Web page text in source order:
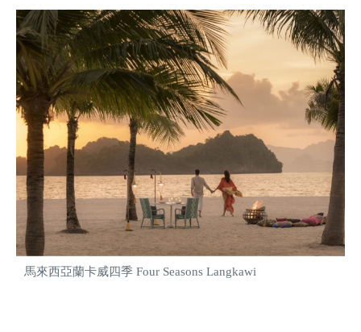
馬來西亞蘭卡威四季 Four Seasons Langkawi